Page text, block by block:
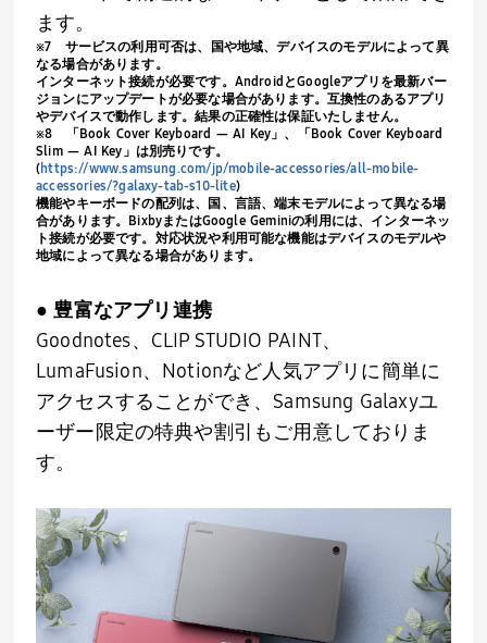
ます。
※7 サービスの利用可否は、国や地域、デバイスのモデルによって異
なる場合があります。
インターネット接続が必要です。 Android とGoogleアプリを最新バー
ジョンにアップデートが必要な場合があります。互換性のあるアプリ
やデバイスで動作します。結果の正確性は保証いたしません。
※8 「 Book Cover Keyboard — AI Key 」、「 Book Cover Keyboard
Slim — AI Key 」は別売りです。
(https://www.samsung.com/jp/mobile-accessories/all-mobile-
accessories/?galaxy-tab-s10-lite)
機能やキーボードの配列は、国、言語、端末モデルによって異なる場
合があります。
BixbyまたはGoogle Geminiの利用には、インターネッ
ト接続が必要です。対応状況や利用可能な機能はデバイスのモデルや
地域によって異なる場合があります。
● 豊富なアプリ連携
Goodnotes、 CLIP STUDIO PAINT、
LumaFusion、 Notionなど人気アプリに簡単に
アクセスすることができ、 Samsung Galaxyユ
ーザー限定の特典や割引もご用意しておりま
す。